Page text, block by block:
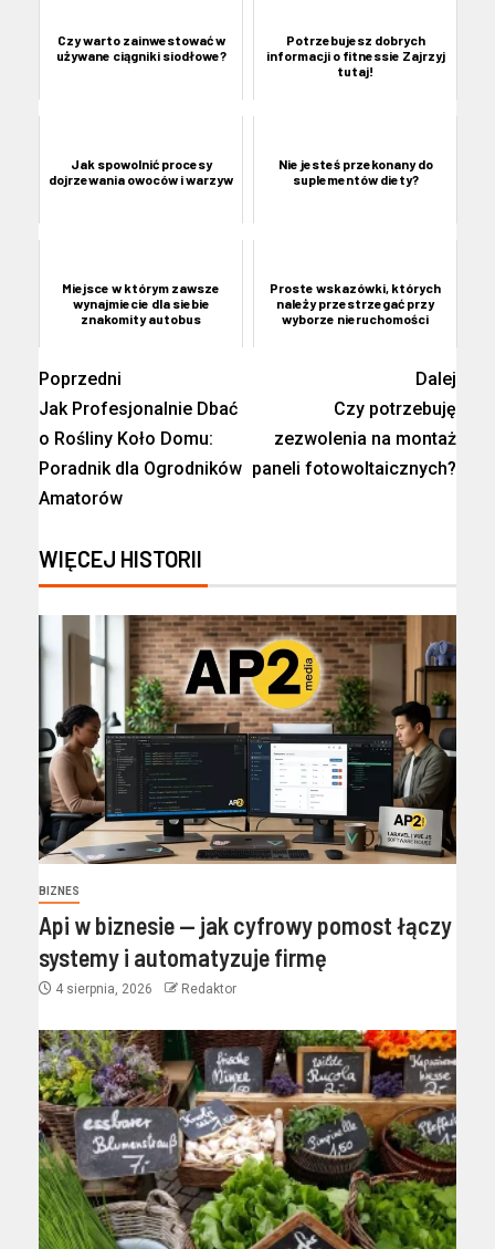
Czy warto zainwestować w
używane ciągniki siodłowe?
Potrzebujesz dobrych
informacji o fitnessie Zajrzyj
tutaj!
Jak spowolnić procesy
dojrzewania owoców i warzyw
Nie jesteś przekonany do
suplementów diety?
Miejsce w którym zawsze
wynajmiecie dla siebie
znakomity autobus
Proste wskazówki, których
należy przestrzegać przy
wyborze nieruchomości
Poprzedni
Jak Profesjonalnie Dbać
o Rośliny Koło Domu:
Poradnik dla Ogrodników
Amatorów
Dalej
Czy potrzebuję
zezwolenia na montaż
paneli fotowoltaicznych?
WIĘCEJ HISTORII
BIZNES
Api w biznesie — jak cyfrowy pomost łączy
systemy i automatyzuje firmę
4 sierpnia, 2026 Redaktor